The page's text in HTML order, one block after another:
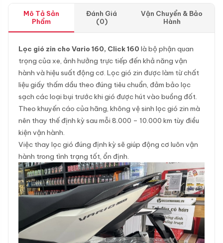
Mô Tả Sản
Phẩm
Đánh Giá
(0)
Vận Chuyển & Bảo
Hành
Lọc gió zin cho Vario 160, Click 160 là bộ phận quan
trọng của xe, ảnh hưởng trực tiếp đến khả năng vận
hành và hiệu suất động cơ. Lọc gió zin được làm từ chất
liệu giấy thấm dầu theo đúng tiêu chuẩn, đảm bảo lọc
sạch các loại bụi trước khi gió được hút vào buồng đốt.
Theo khuyến cáo của hãng, không vệ sinh lọc gió zin mà
nên thay thế định kỳ sau mỗi 8.000 – 10.000 km tùy điều
kiện vận hành.
Việc thay lọc gió đúng định kỳ sẽ giúp động cơ luôn vận
hành trong tình trạng tốt, ổn định.